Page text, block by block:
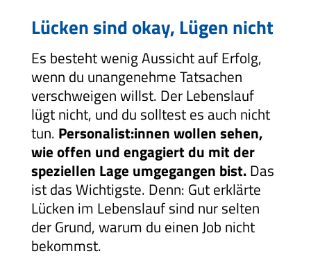
Lücken sind okay, Lügen nicht
Es besteht wenig Aussicht auf Erfolg,
wenn du unangenehme Tatsachen
verschweigen willst. Der Lebenslauf
lügt nicht, und du solltest es auch nicht
tun. Personalist:innen wollen sehen,
wie offen und engagiert du mit der
speziellen Lage umgegangen bist.Das
ist das Wichtigste. Denn: Gut erklärte
Lücken im Lebenslauf sind nur selten
der Grund, warum du einen Job nicht
bekommst.